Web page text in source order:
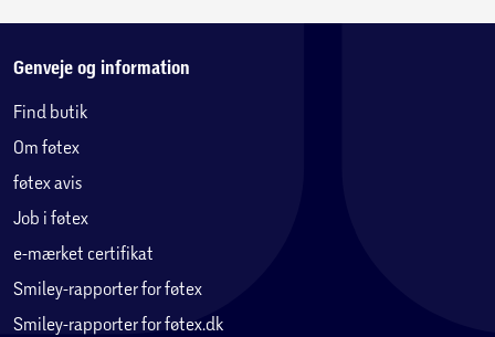
Genveje og information
Find butik
Om føtex
føtex avis
Job i føtex
e-mærket certifikat
Smiley-rapporter for føtex
Smiley-rapporter for føtex.dk